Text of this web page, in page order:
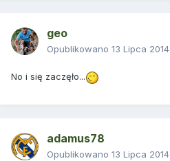
geo
Opublikowano 13 Lipca 2014
No i się zaczęło...
adamus78
Opublikowano 13 Lipca 2014